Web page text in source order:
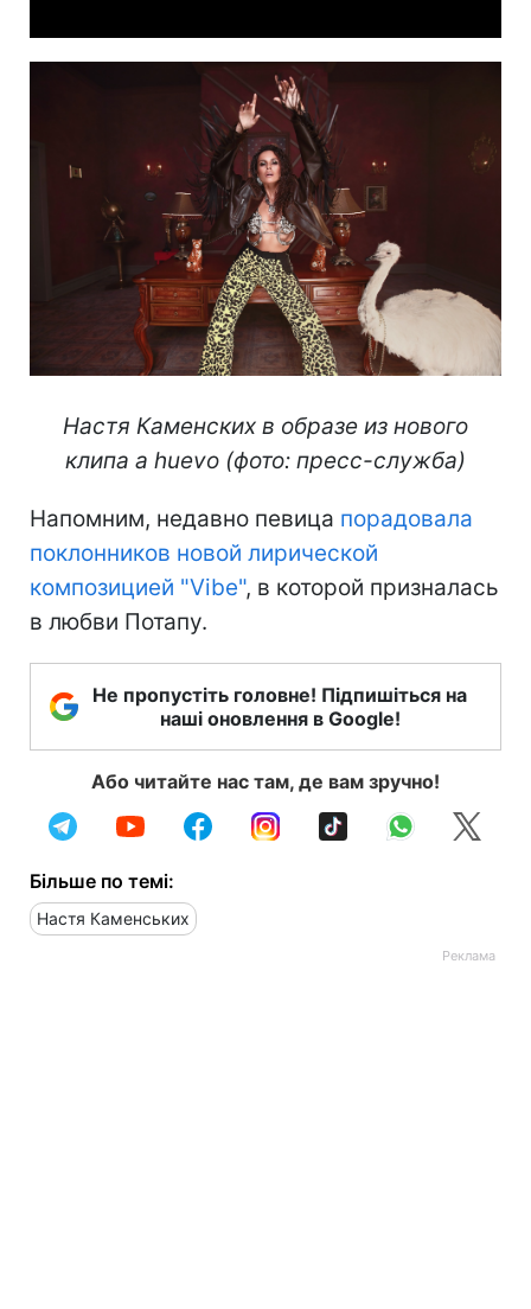
Настя Каменских в образе из нового
клипа a huevo (фото: пресс-служба)
Напомним, недавно певица порадовала
поклонников новой лирической
композицией "Vibe", в которой призналась
в любви Потапу.
Не пропустіть головне! Підпишіться на
наші оновлення в Google!
Або читайте нас там, де вам зручно!
Більше по темі:
Настя Каменських